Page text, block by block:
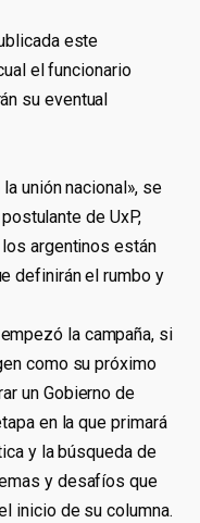
este
el funcionario
su eventual
unión nacional», se
de UxP,
argentinos están
definirán el rumbo y
la campaña, si
como su próximo
un Gobierno de
en la que primará
y la búsqueda de
y desafíos que
inicio de su columna.